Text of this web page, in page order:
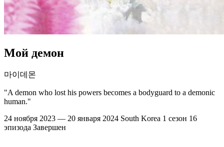
Мой демон
마이데몬
"A demon who lost his powers becomes a bodyguard to a demonic
human."
24 ноября 2023 — 20 января 2024 South Korea 1 сезон 16
эпизода Завершен